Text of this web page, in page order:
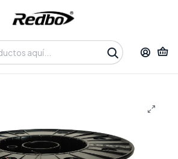
con despacho a domicilio o retiro en
14:00 / 15:00-17:30 • 📞 +56 9 3730 2311
Insumos y Accesorios
para Soldaduras
Sólido ER70S 1.2mm 15KG